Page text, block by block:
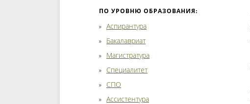
ПО УРОВНЮ ОБРАЗОВАНИЯ:
Аспирантура
Бакалавриат
Магистратура
Специалитет
СПО
Ассистентура